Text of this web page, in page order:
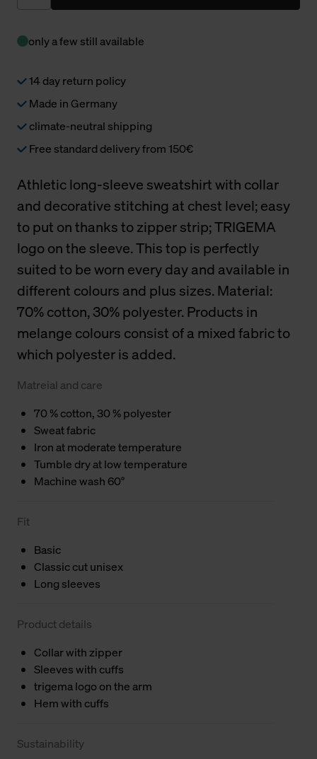
only a few still available
14 day return policy
Made in Germany
climate-neutral shipping
Free standard delivery from 150€
Athletic long-sleeve sweatshirt with collar
and decorative stitching at chest level; easy
to put on thanks to zipper strip; TRIGEMA
logo on the sleeve. This top is perfectly
suited to be worn every day and available in
different colours and plus sizes. Material:
70% cotton, 30% polyester. Products in
melange colours consist of a mixed fabric to
which polyester is added.
Matreial and care
70 % cotton, 30 % polyester
Sweat fabric
Iron at moderate temperature
Tumble dry at low temperature
Machine wash 60°
Fit
Basic
Classic cut unisex
Long sleeves
Product details
Collar with zipper
Sleeves with cuffs
trigema logo on the arm
Hem with cuffs
Sustainability